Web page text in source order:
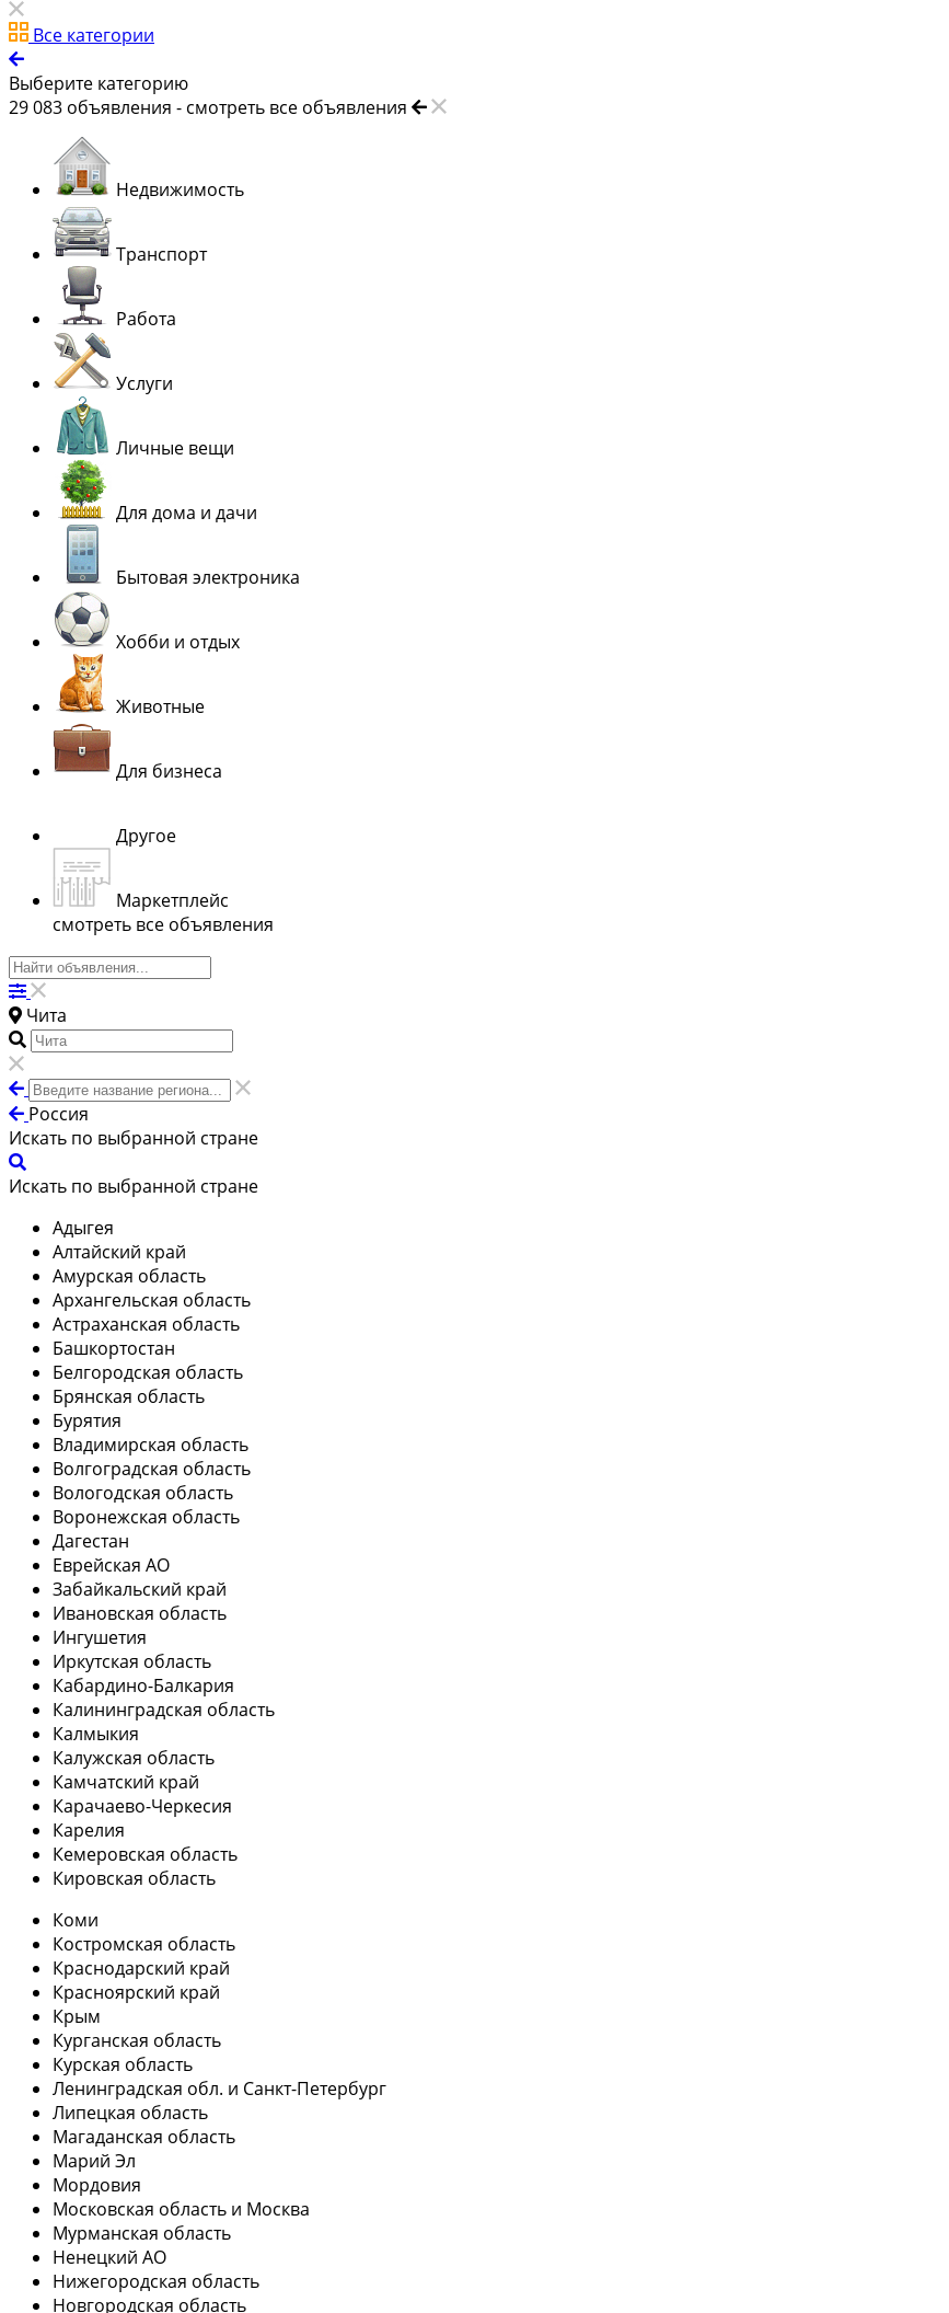
Все категории
Выберите категорию
29 083 объявления - смотреть все объявления
Недвижимость
Транспорт
Работа
Услуги
Личные вещи
Для дома и дачи
Бытовая электроника
Хобби и отдых
Животные
Для бизнеса
Другое
Маркетплейс
смотреть все объявления
Чита
Россия
Искать по выбранной стране
Искать по выбранной стране
Адыгея
Алтайский край
Амурская область
Архангельская область
Астраханская область
Башкортостан
Белгородская область
Брянская область
Бурятия
Владимирская область
Волгоградская область
Вологодская область
Воронежская область
Дагестан
Еврейская АО
Забайкальский край
Ивановская область
Ингушетия
Иркутская область
Кабардино-Балкария
Калининградская область
Калмыкия
Калужская область
Камчатский край
Карачаево-Черкесия
Карелия
Кемеровская область
Кировская область
Коми
Костромская область
Краснодарский край
Красноярский край
Крым
Курганская область
Курская область
Ленинградская обл. и Санкт-Петербург
Липецкая область
Магаданская область
Марий Эл
Мордовия
Московская область и Москва
Мурманская область
Ненецкий АО
Нижегородская область
Новгородская область